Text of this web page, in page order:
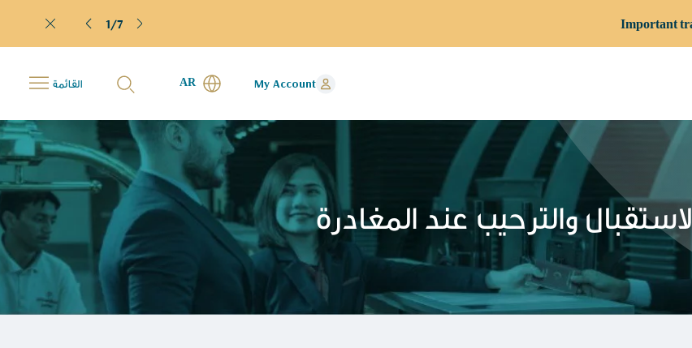
Important
1/7
My Account
AR القائمة
والترحيب عند المغادرة